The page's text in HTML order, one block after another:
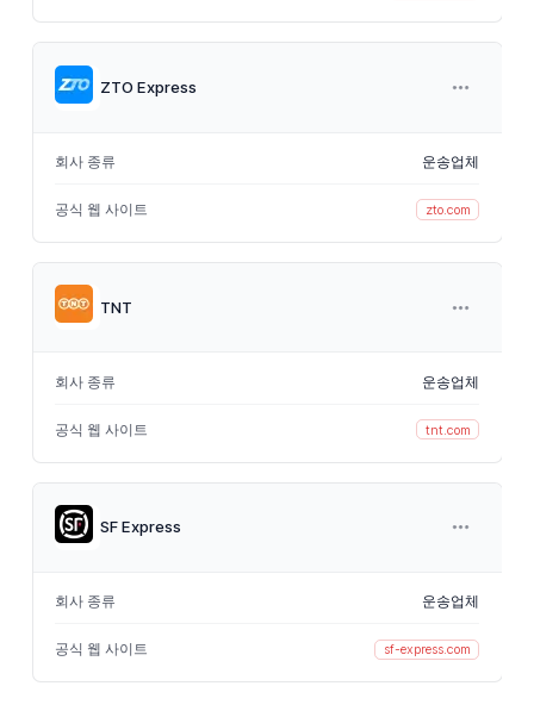
ZTO Express
회사 종류 운송업체
공식 웹 사이트 zto.com
TNT
회사 종류 운송업체
공식 웹 사이트 tnt.com
SF Express
회사 종류 운송업체
공식 웹 사이트 sf-express.com